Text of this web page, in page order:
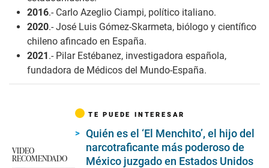
2016.- Carlo Azeglio Ciampi, político italiano.
2020.- José Luis Gómez-Skarmeta, biólogo y científico
chileno afincado en España.
2021.- Pilar Estébanez, investigadora española,
fundadora de Médicos del Mundo-España.
VIDEO
RECOMENDADO
TE PUEDE INTERESAR
Quién es el ‘El Menchito’, el hijo del
narcotraficante más poderoso de
México juzgado en Estados Unidos